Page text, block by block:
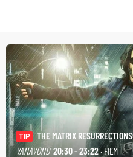
TIP
THE MATRIX RESURRECTIONS
VANAVOND 20:30 - 23:22· FILM